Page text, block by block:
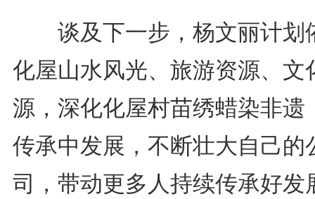
谈及下一步，杨文丽计划
化屋山水风光、旅游资源、文
源，深化化屋村苗绣蜡染非遗
传承中发展，不断壮大自己的
司，带动更多人持续传承好发